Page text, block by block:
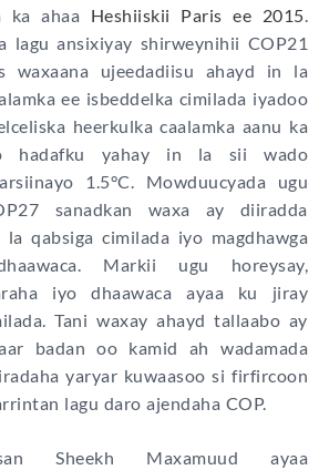
ka ahaa Heshiiskii Paris ee 2015.
lagu ansixiyay shirweynihii COP21
waxaana ujeedadiisu ahayd in la
ee isbeddelka cimilada iyadoo
heerkulka caalamka aanu ka
hadafku yahay in la sii wado
1.5°C. Mowduucyada ugu
sanadkan waxa ay diiradda
la qabsiga cimilada iyo magdhawga
Markii ugu horeysay,
iyo dhaawaca ayaa ku jiray
Tani waxay ahayd tallaabo ay
badan oo kamid ah wadamada
yaryar kuwaasoo si firfircoon
lagu daro ajendaha COP.
Sheekh Maxamuud ayaa